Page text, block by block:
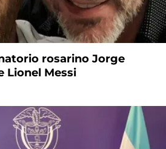
rosarino Jorge
Lionel Messi